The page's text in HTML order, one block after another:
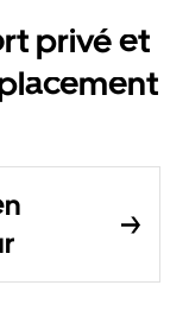
privé et